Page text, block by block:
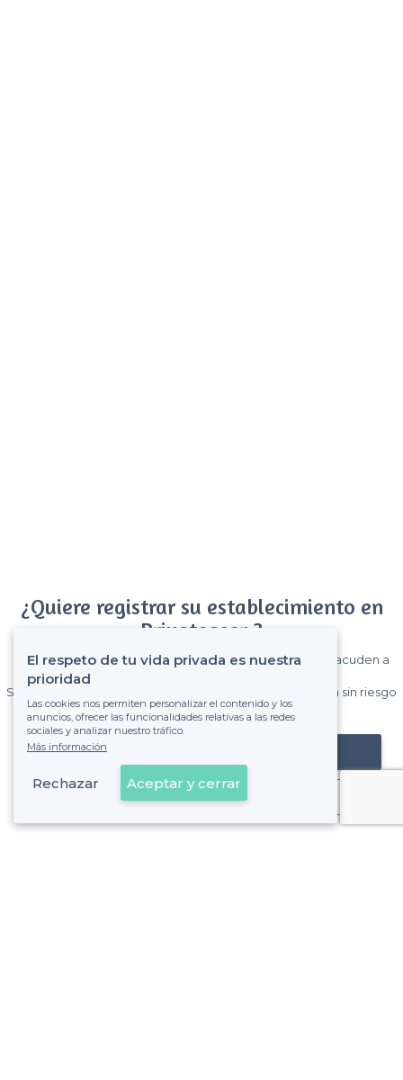
¿Quiere registrar su establecimiento en
Privateaser ?
Gane muchos clientes entre el millón de visitantes que acuden a
Sin comisiones y sin compromiso, pagas una cantidad fija sin riesgo
de ver la factura.
Registrar mi establecimiento
Ya es cliente
El respeto de tu vida privada es nuestra
prioridad
Las cookies nos permiten personalizar el contenido y los
anuncios, ofrecer las funcionalidades relativas a las redes
sociales y analizar nuestro tráfico.
Más información
Rechazar Aceptar y cerrar